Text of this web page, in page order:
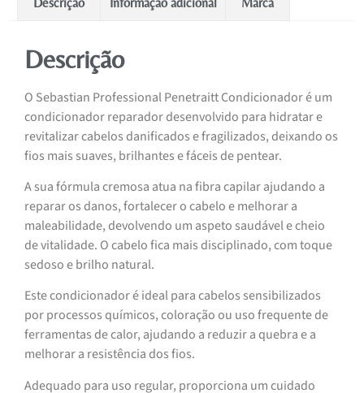
Descrição
O Sebastian Professional Penetraitt Condicionador é um
condicionador reparador desenvolvido para hidratar e
revitalizar cabelos danificados e fragilizados, deixando os
fios mais suaves, brilhantes e fáceis de pentear.
A sua fórmula cremosa atua na fibra capilar ajudando a
reparar os danos, fortalecer o cabelo e melhorar a
maleabilidade, devolvendo um aspeto saudável e cheio
de vitalidade. O cabelo fica mais disciplinado, com toque
sedoso e brilho natural.
Este condicionador é ideal para cabelos sensibilizados
por processos químicos, coloração ou uso frequente de
ferramentas de calor, ajudando a reduzir a quebra e a
melhorar a resistência dos fios.
Adequado para uso regular, proporciona um cuidado